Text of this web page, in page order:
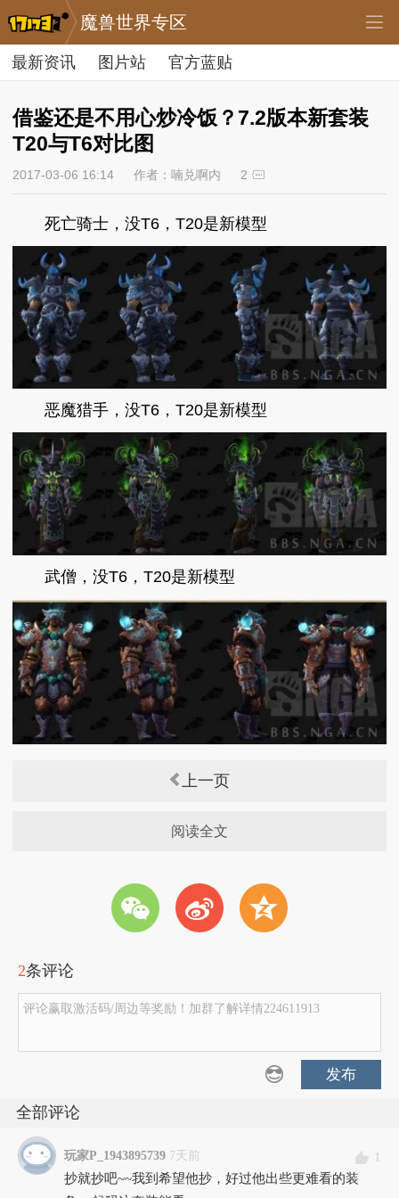
魔兽世界专区
最新资讯 图片站 官方蓝贴
借鉴还是不用心炒冷饭？7.2版本新套装
T20与T6对比图
2017-03-06 16:14 作者：喃兑啊内 2
死亡骑士，没T6，T20是新模型
恶魔猎手，没T6，T20是新模型
武僧，没T6，T20是新模型
上一页
阅读全文
w t z
2条评论
评论赢取激活码/周边等奖励！加群了解详情224611913
发布
全部评论
玩家P_1943895739 7天前
1
抄就抄吧~~我到希望他抄，好过他出些更难看的装